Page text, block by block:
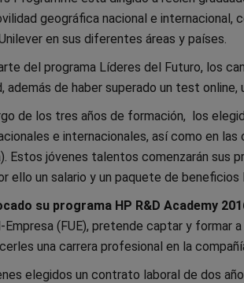
geográfica nacional e internacional,
en sus diferentes áreas y países.
del programa Líderes del Futuro, los
además de haber superado un test
de los tres años de formación, los
e internacionales, así como en las
Estos jóvenes talentos comenzarán sus
ello un salario y un paquete de beneficios
su programa HP R&D Academy
Empresa (FUE), pretende captar y formar
una carrera profesional en la
elegidos un contrato laboral de dos